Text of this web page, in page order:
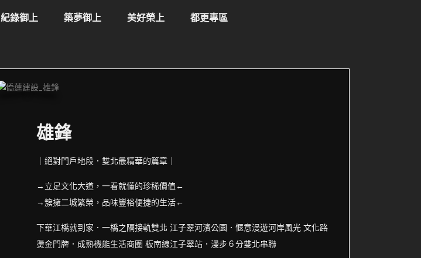
紀錄御上 築夢御上 美好榮上 都更專區
雄鋒
｜絕對門戶地段．雙北最精華的篇章｜
→立足文化大道，一看就懂的珍稀價值←
→簇擁二城繁榮，品味豐裕便捷的生活←
下華江橋就到家．一橋之隔接軌雙北 江子翠河濱公園．愜意漫遊河岸風光 文化路
燙金門牌．成熟機能生活商圈 板南線江子翠站．漫步６分雙北串聯